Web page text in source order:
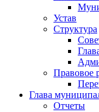
Устав
Структура
Правовое
Глава
Отчеты